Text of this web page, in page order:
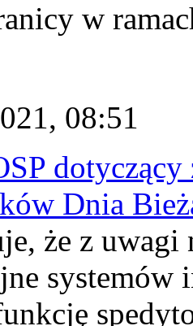
w
08:51
dotyczący
Dnia
że z uwagi